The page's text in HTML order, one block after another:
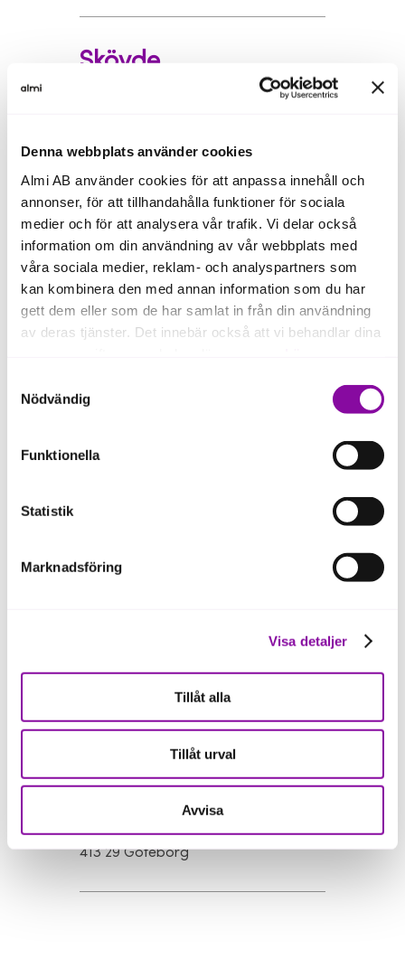
Denna webbplats använder cookies
Almi AB använder cookies för att anpassa innehåll och
annonser, för att tillhandahålla funktioner för sociala
medier och för att analysera vår trafik. Vi delar också
information om din användning av vår webbplats med
våra sociala medier, reklam- och analyspartners som
kan kombinera den med annan information som du har
gett dem eller som de har samlat in från din användning
av deras tjänster. Det innebär också att vi behandlar dina
Om du klickar på avvisa kommer användning av kakor
eller delning av information enligt ovan, inte att ske,
förutom för kakor som är nödvändiga för att hemsidan
ska fungera se mer under inställningar.
Nödvändig
Funktionella
Statistik
Marknadsföring
Visa detaljer
Tillåt alla
Tillåt urval
Avvisa
Skövde
Postadress
Box 133
541 23 Skövde
Trollhättan
Besöksadress
Nohabgatan 14
Nohabgatan 14
Org. nr: 556764-9370
Vi som arbetar på Almi Invest Västsverige
Göteborg
Besöksadress
Visa på karta
Masthamnsgatan 1
413 29 Göteborg